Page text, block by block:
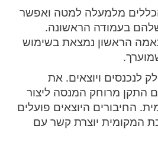
מלמעלה למטה ואפשר
בעמודה הראשונה.
הראשון נמצאת בשימוש
לנכנסים ויוצאים. את
התקן מרוחק המנסה ליצור
החיבורים היוצאים פועלים
המקומית יוצרת קשר עם